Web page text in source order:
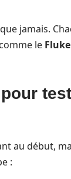
jamais.
le Fluke
au début,
: